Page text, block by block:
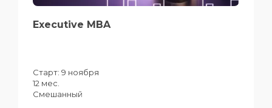
Executive MBA
Старт: 9 ноября
12 мес.
Смешанный